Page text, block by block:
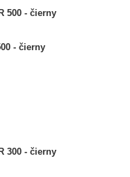
- čierny